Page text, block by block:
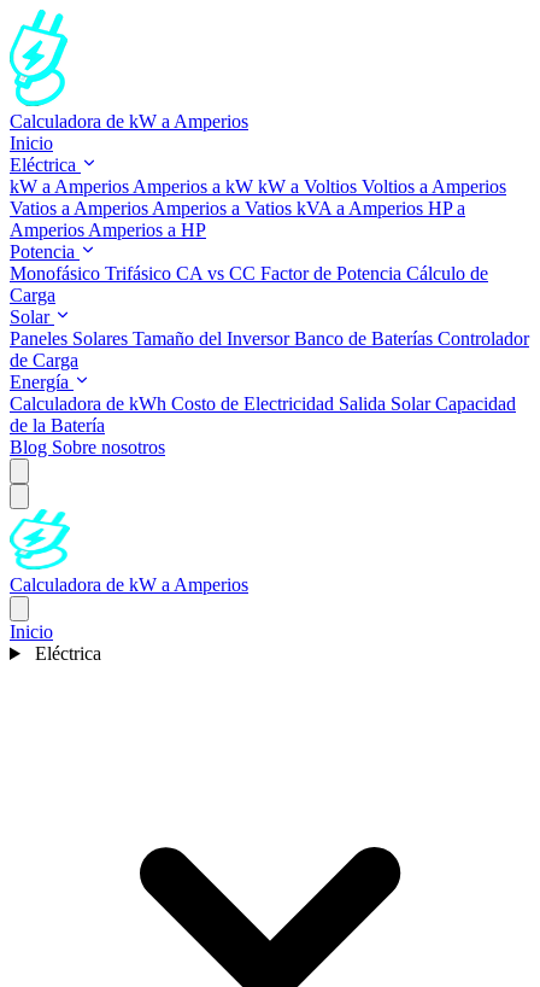
Calculadora de kW a Amperios
Inicio
Eléctrica
kW a Amperios Amperios a kW kW a Voltios Voltios a Amperios
Vatios a Amperios Amperios a Vatios kVA a Amperios HP a
Amperios Amperios a HP
Potencia
Monofásico Trifásico CA vs CC Factor de Potencia Cálculo de
Carga
Solar
Paneles Solares Tamaño del InversorBanco de Baterías Controlador
de Carga
Energía
Calculadora de kWh Costo de Electricidad Salida SolarCapacidad
de la Batería
Blog Sobre nosotros
Calculadora de kW a Amperios
Inicio
Eléctrica